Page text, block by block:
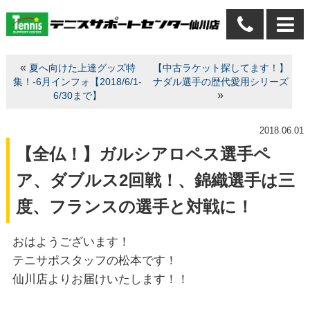
« 夏へ向けた上達グッズ特
集！-6月インフォ【2018/6/1-
6/30まで】
【中古ラケット探してます！】
ナダル選手の歴代愛用シリーズ
»
2018.06.01
【全仏！】ガルシアロペス選手ペ
ア、ダブルス2回戦！、錦織選手は三
度、フランスの選手と対戦に！
おはようございます！
テニサポスタッフの松本です！
仙川店よりお届けいたします！！